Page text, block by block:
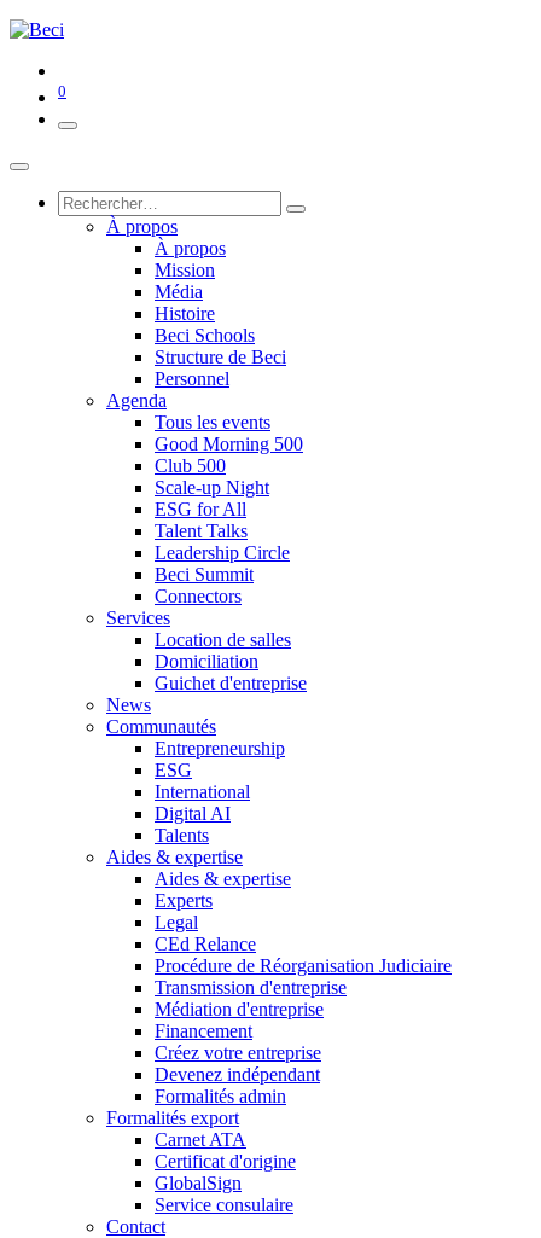
0
À propos
À propos
Mission
Média
Histoire
Beci Schools
Structure de Beci
Personnel
Agenda
Tous les events
Good Morning 500
Club 500
Scale-up Night
ESG for All
Talent Talks
Leadership Circle
Beci Summit
Connectors
Services
Location de salles
Domiciliation
Guichet d'entreprise
News
Communautés
Entrepreneurship
ESG
International
Digital AI
Talents
Aides & expertise
Aides & expertise
Experts
Legal
CEd Relance
Procédure de Réorganisation Judiciaire
Transmission d'entreprise
Médiation d'entreprise
Financement
Créez votre entreprise
Devenez indépendant
Formalités admin
Formalités export
Carnet ATA
Certificat d'origine
GlobalSign
Service consulaire
Contact